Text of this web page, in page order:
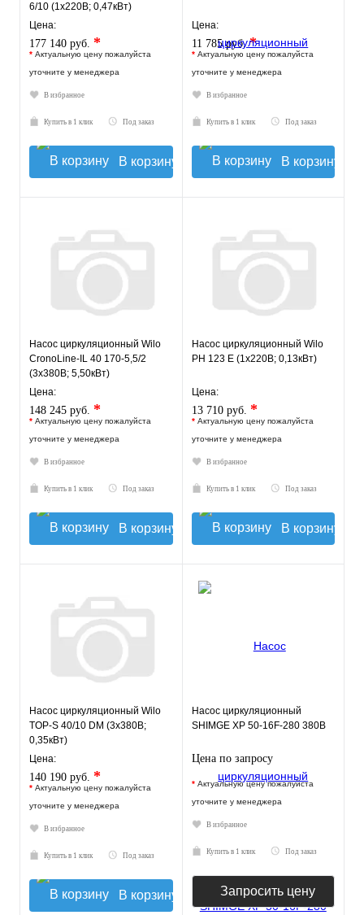
6/10 (1х220В; 0,47кВт)
Цена:
177 140 руб. *
* Актуальную цену пожалуйста
уточните у менеджера
В избранное
Купить в 1 клик Под заказ
В корзину
Цена:
11 785 руб.*
* Актуальную цену пожалуйста
уточните у менеджера
В избранное
Купить в 1 клик Под заказ
В корзину
Насос циркуляционный Wilo
CronoLine-IL 40 170-5,5/2
(3х380В; 5,50кВт)
Цена:
148 245 руб. *
* Актуальную цену пожалуйста
уточните у менеджера
В избранное
Купить в 1 клик Под заказ
В корзину
Насос циркуляционный Wilo
PH 123 E (1х220В; 0,13кВт)
Цена:
13 710 руб. *
* Актуальную цену пожалуйста
уточните у менеджера
В избранное
Купить в 1 клик Под заказ
В корзину
Насос циркуляционный Wilo
TOP-S 40/10 DM (3х380В;
0,35кВт)
Цена:
140 190 руб. *
* Актуальную цену пожалуйста
уточните у менеджера
В избранное
Купить в 1 клик Под заказ
В корзину
Насос циркуляционный
SHIMGE XP 50-16F-280 380В
Цена по запросу
* Актуальную цену пожалуйста
уточните у менеджера
В избранное
Купить в 1 клик Под заказ
Запросить цену